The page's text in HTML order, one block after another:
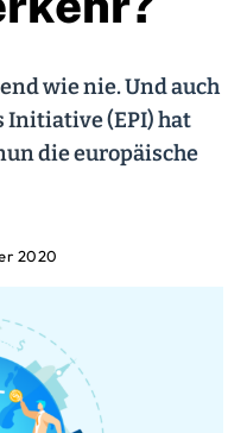
wie nie. Und auch
Initiative (EPI) hat
die europäische
2020